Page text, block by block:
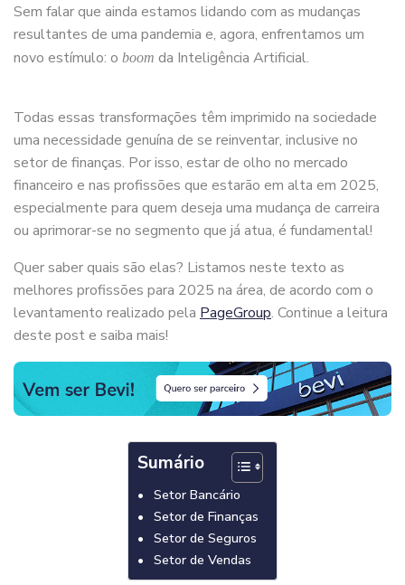
Sem falar que ainda estamos lidando com as mudanças
resultantes de uma pandemia e, agora, enfrentamos um
novo estímulo: o boom da Inteligência Artificial.
Todas essas transformações têm imprimido na sociedade
uma necessidade genuína de se reinventar, inclusive no
setor de finanças. Por isso, estar de olho no mercado
financeiro e nas profissões que estarão em alta em 2025,
especialmente para quem deseja uma mudança de carreira
ou aprimorar-se no segmento que já atua, é fundamental!
Quer saber quais são elas? Listamos neste texto as
melhores profissões para 2025 na área, de acordo com o
levantamento realizado pela PageGroup. Continue a leitura
deste post e saiba mais!
Sumário
Setor Bancário
Setor de Finanças
Setor de Seguros
Setor de Vendas